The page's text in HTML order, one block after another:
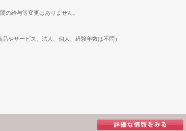
の給与等変更はありません。
やサービス、法人、個人、経験年数は不問）